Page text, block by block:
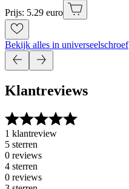
Prijs: 5.29 euro
Bekijk alles in universeelschroef
Klantreviews
1 klantreview
5 sterren
0 reviews
4 sterren
0 reviews